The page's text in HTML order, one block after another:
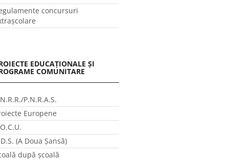
concursuri
EDUCAȚIONALE ȘI
COMUNITARE
P.N.R.A.S.
Europene
(A Doua Șansă)
după școală